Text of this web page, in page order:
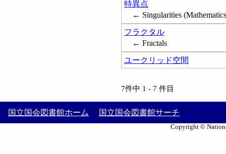
特異点
← Singularities
フラクタル
← Fractals
ユークリッド空間
7件中 1 - 7 件目
国立国会図書館ホーム 国立国会図書館サーチ
Copyright ©